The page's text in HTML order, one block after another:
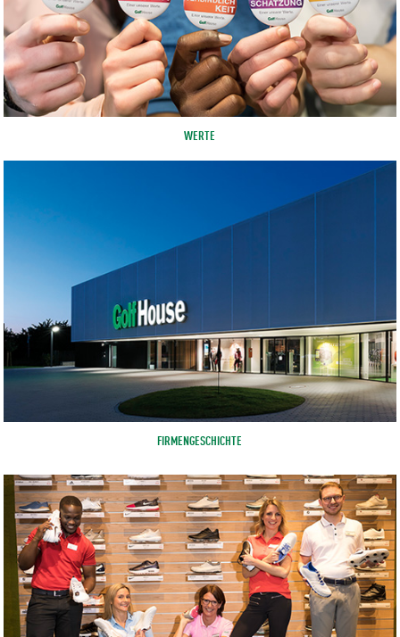
WERTE
FIRMENGESCHICHTE